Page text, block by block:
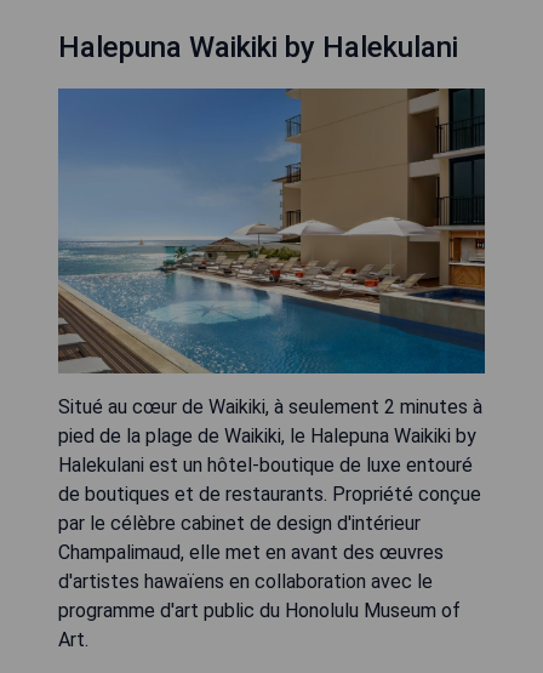
Halepuna Waikiki by Halekulani
Situé au cœur de Waikiki, à seulement 2 minutes à
pied de la plage de Waikiki, le Halepuna Waikiki by
Halekulani est un hôtel-boutique de luxe entouré
de boutiques et de restaurants. Propriété conçue
par le célèbre cabinet de design d'intérieur
Champalimaud, elle met en avant des œuvres
d'artistes hawaïens en collaboration avec le
programme d'art public du Honolulu Museum of
Art.